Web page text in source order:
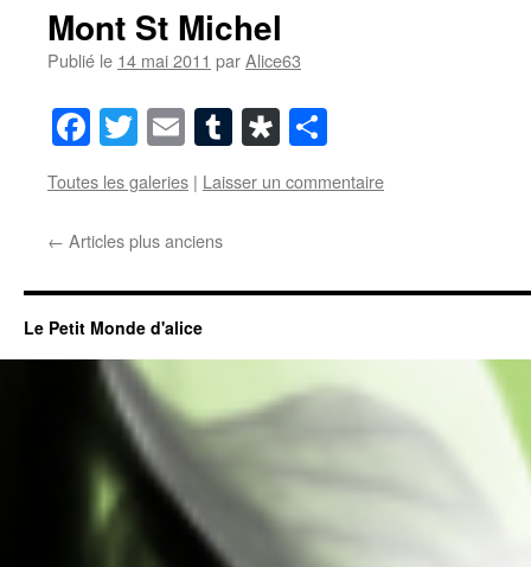
Mont St Michel
Publié le 14 mai 2011 parAlice63
Facebook
Twitter
EmailTumblrDiaspora
Toutes les galeries | Laisser un commentaire
← Articles plus anciens
Le Petit Monde d'alice